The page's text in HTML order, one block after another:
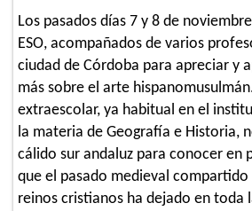
Los pasados días 7 y 8 de
ESO, acompañados de varios
ciudad de Córdoba para apreciar y
más sobre el arte
extraescolar, ya habitual en el
la materia de Geografía e Historia,
cálido sur andaluz para conocer en
que el pasado medieval compartido
reinos cristianos ha dejado en toda